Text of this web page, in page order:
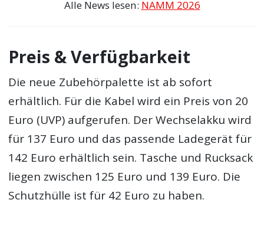
Alle News lesen: NAMM 2026
Preis & Verfügbarkeit
Die neue Zubehörpalette ist ab sofort
erhältlich. Für die Kabel wird ein Preis von 20
Euro (UVP) aufgerufen. Der Wechselakku wird
für 137 Euro und das passende Ladegerät für
142 Euro erhältlich sein. Tasche und Rucksack
liegen zwischen 125 Euro und 139 Euro. Die
Schutzhülle ist für 42 Euro zu haben.